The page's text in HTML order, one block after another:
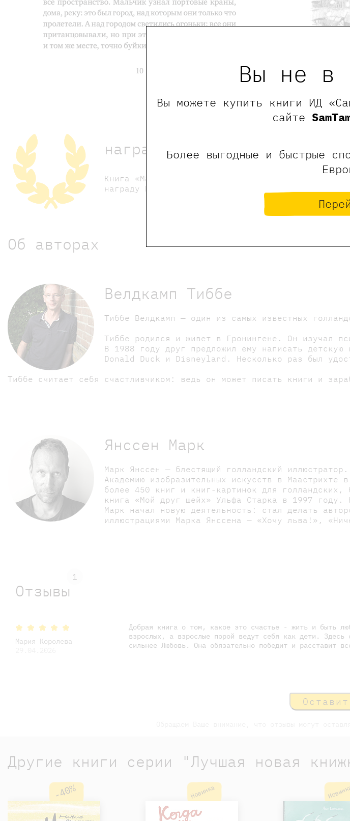
Вы не в
Вы можете купить книги ИД
сайте
Более выгодные и быстрые
награды
Книга «Мальчик, который хотел родиться» в
награду Нидерландов за детскую литературу
Об авторах
Велдкамп Тиббе
Тиббе Велдкамп — один из самых известных
Тиббе родился и живет в Гронингене. Он изучал
В 1988 году друг предложил ему написать
Donald Duck и Disneyland. Несколько раз был
Тиббе считает себя счастливчиком: ведь он может писать книги и
Янссен Марк
Марк Янссен — блестящий голландский
Академию изобразительных искусств в
более 450 книг и книг-картинок для голландских,
книга «Мой друг шейх» Ульфа Старка в 1997
Марк начал новую деятельность: стал делать
иллюстрациями Марка Янссена — «Хочу льва!»,
Отзывы
1
Мария Королева
Добрая книга о том, какое это счастье - жить и быть
взрослых, а взрослые порой ведут себя как дети.
сильнее Любовь. Она обязательно победит и расставит
Другие книги серии "Лучшая новая
-40% Новинка